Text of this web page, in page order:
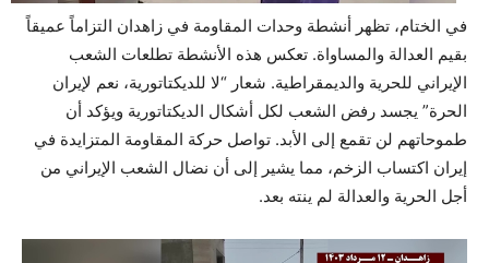
في الختام، تظهر أنشطة وحدات المقاومة في زاهدان التزاماً عميقاً
بقيم العدالة والمساواة. تعكس هذه الأنشطة تطلعات الشعب
الإيراني للحرية والديمقراطية. شعار “لا للديكتاتورية، نعم لإيران
الحرة” يجسد رفض الشعب لكل أشكال الديكتاتورية ويؤكد أن
طموحاتهم لن تقمع إلى الأبد. تواصل حركة المقاومة المتزايدة في
إيران اكتساب الزخم، مما يشير إلى أن نضال الشعب الإيراني من
أجل الحرية والعدالة لم ينته بعد.